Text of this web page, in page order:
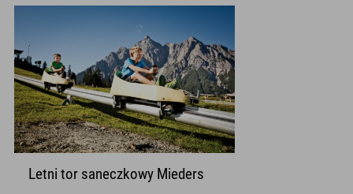
Letni tor saneczkowy Mieders